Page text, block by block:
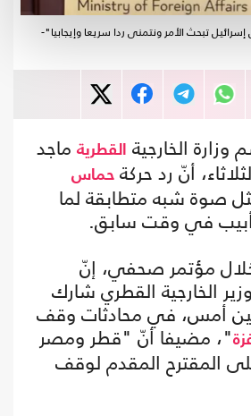
تبحث الأمر ونتمنى ردا سريعا وإيجابيا"-
الخارجية القطرية ماجد
أنّ رد حركة حماس
صوة شبه متطابقة لما
في وقت سابق.
مؤتمر صحفي، إنّ
الخارجية القطري شارك
أمس، في محادثات وقف
"، مضيفا أنّ "قطر ومصر
المقترح المقدم لوقف